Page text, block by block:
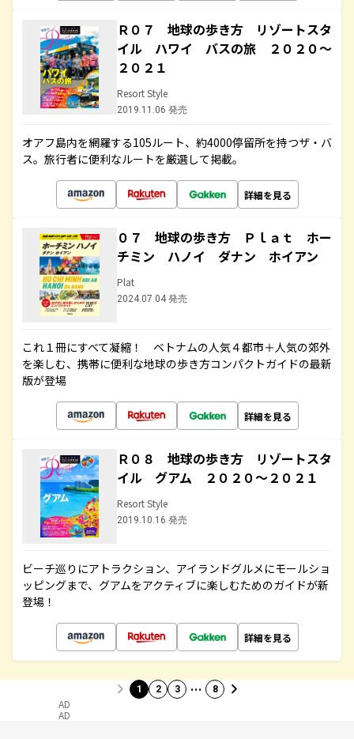
Ｒ０７ 地球の歩き方 リゾートスタ
イル ハワイ バスの旅 ２０２０～
２０２１
Resort Style
2019.11.06 発売
オアフ島内を網羅する105ルート、約4000停留所を持つザ・バ
ス。旅行者に便利なルートを厳選して掲載。
詳細を見る
０７ 地球の歩き方 Ｐｌａｔ ホー
チミン ハノイ ダナン ホイアン
Plat
2024.07.04 発売
これ１冊にすべて凝縮！ ベトナムの人気４都市＋人気の郊外
を楽しむ、携帯に便利な地球の歩き方コンパクトガイドの最新
版が登場
詳細を見る
Ｒ０８ 地球の歩き方 リゾートスタ
イル グアム ２０２０～２０２１
Resort Style
2019.10.16 発売
ビーチ巡りにアトラクション、アイランドグルメにモールショ
ッピングまで、グアムをアクティブに楽しむためのガイドが新
登場！
詳細を見る
1 2 3 … 8
AD
AD